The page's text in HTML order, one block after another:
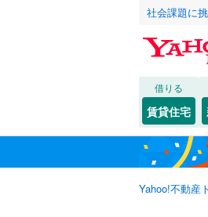
社会課題に
借りる
賃貸住宅
Yahoo!不動産
北海
東北
関東
JR
私鉄
こだ